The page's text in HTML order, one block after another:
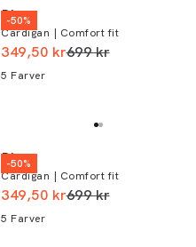
-50%
Bison
Cardigan | Comfort fit
349,50 krI alt (uden rabat)
699 kr
5 Farver
-50%
Bison
Cardigan | Comfort fit
349,50 krI alt (uden rabat)
699 kr
5 Farver